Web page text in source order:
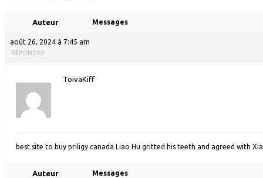
Auteur Messages
août 26, 2024 à 7:45 am
RÉPONDRE
ToivaKiff
best site to buy priligy canada Liao Hu gritted his teeth and agreed with
Auteur Messages